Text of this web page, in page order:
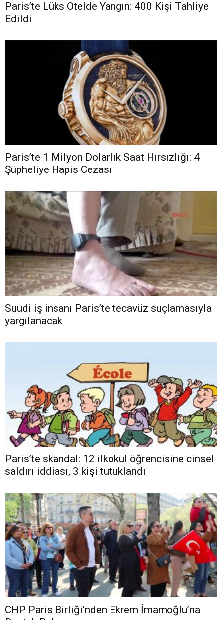
Paris’te Lüks Otelde Yangın: 400 Kişi Tahliye
Edildi
Paris’te 1 Milyon Dolarlık Saat Hırsızlığı: 4
Şüpheliye Hapis Cezası
Suudi iş insanı Paris’te tecavüz suçlamasıyla
yargılanacak
Paris’te skandal: 12 ilkokul öğrencisine cinsel
saldırı iddiası, 3 kişi tutuklandı
CHP Paris Birliği’nden Ekrem İmamoğlu’na